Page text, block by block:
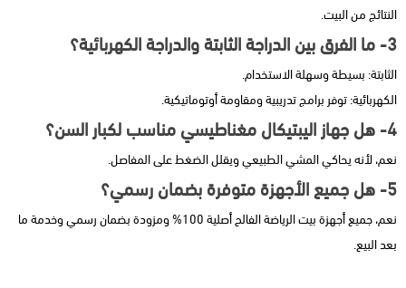
النتائج من البيت.
3- ما الفرق بين الدراجة الثابتة والدراجة الكهربائية؟
الثابتة: بسيطة وسهلة الاستخدام.
الكهربائية: توفر برامج تدريبية ومقاومة أوتوماتيكية.
4- هل جهاز اليبتيكال مغناطيسي مناسب لكبار السن؟
نعم، لأنه يحاكي المشي الطبيعي ويقلل الضغط على المفاصل.
5- هل جميع الأجهزة متوفرة بضمان رسمي؟
نعم، جميع أجهزة بيت الرياضة الفالح أصلية 100% ومزودة بضمان رسمي وخدمة ما
بعد البيع.